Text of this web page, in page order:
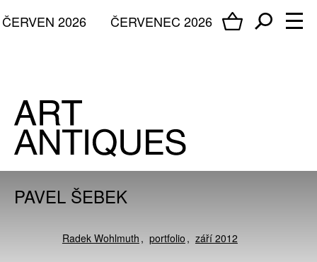
ČERVENEC 2026
ČERVEN 2026
PAVEL ŠEBEK
Radek Wohlmuth portfolio září 2012